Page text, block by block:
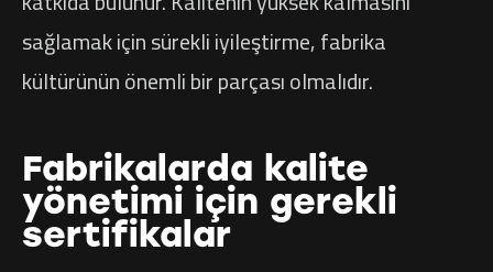
sağlamak için sürekli iyileştirme, fabrika
kültürünün önemli bir parçası olmalıdır.
Fabrikalarda kalite
yönetimi için gerekli
sertifikalar